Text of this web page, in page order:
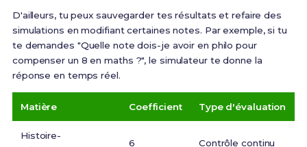
D'ailleurs, tu peux sauvegarder tes résultats et refaire des
simulations en modifiant certaines notes. Par exemple, si tu
te demandes "Quelle note dois-je avoir en philo pour
compenser un 8 en maths ?", le simulateur te donne la
réponse en temps réel.
Matière Coefficient Type d'évaluation
Histoire-
6 Contrôle continu